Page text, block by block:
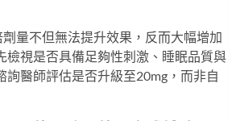
量不但無法提升效果，反而大幅增加
檢視是否具備足夠性刺激、睡眠品質與
詢醫師評估是否升級至20mg，而非自